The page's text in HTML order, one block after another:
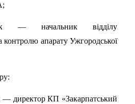
— начальник відділу
контролю апарату Ужгородської
директор КП «Закарпатський